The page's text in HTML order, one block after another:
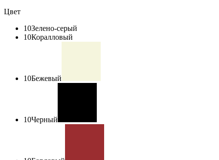
Цвет
10Зелено-серый
10Коралловый
10Бежевый
10Черный